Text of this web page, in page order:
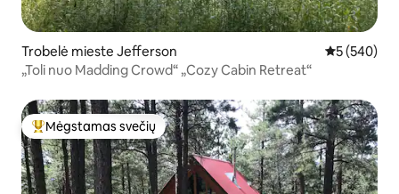
Trobelė mieste Jefferson Vidutinis
5 (540)
„Toli nuo Madding Crowd“ „Cozy Cabin Retreat“
Svečių mėgstamiausias
Mėgstamas svečių